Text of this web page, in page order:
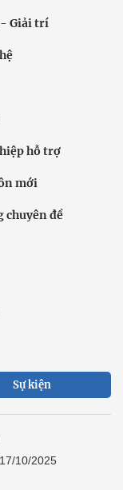
- Giải trí
hỗ trợ
mới
chuyên đề
Sự kiện
10/2025